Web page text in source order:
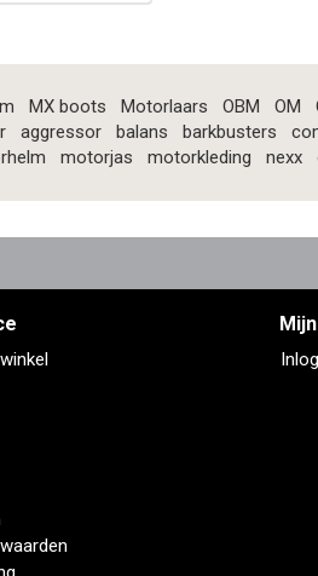
MX boots Motorlaars OBM OM
aggressor balans barkbusters
motorjas motorkleding nexx